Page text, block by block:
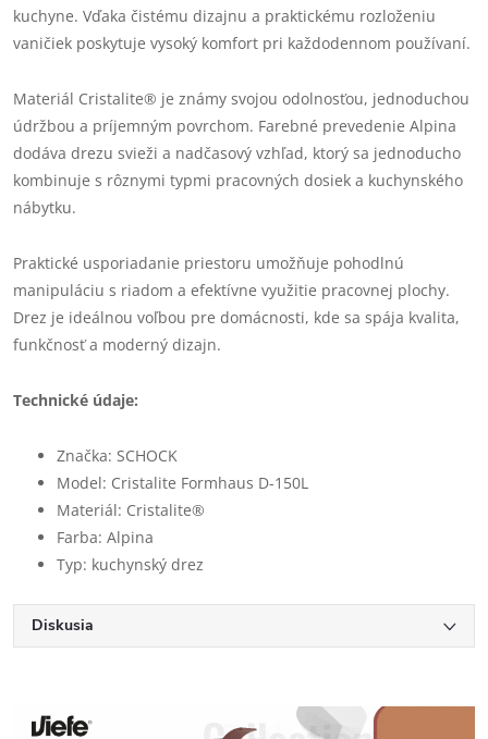
kuchyne. Vďaka čistému dizajnu a praktickému rozloženiu
vaničiek poskytuje vysoký komfort pri každodennom používaní.
Materiál Cristalite® je známy svojou odolnosťou, jednoduchou
údržbou a príjemným povrchom. Farebné prevedenie Alpina
dodáva drezu svieži a nadčasový vzhľad, ktorý sa jednoducho
kombinuje s rôznymi typmi pracovných dosiek a kuchynského
nábytku.
Praktické usporiadanie priestoru umožňuje pohodlnú
manipuláciu s riadom a efektívne využitie pracovnej plochy.
Drez je ideálnou voľbou pre domácnosti, kde sa spája kvalita,
funkčnosť a moderný dizajn.
Technické údaje:
Značka: SCHOCK
Model: Cristalite Formhaus D-150L
Materiál: Cristalite®
Farba: Alpina
Typ: kuchynský drez
Diskusia